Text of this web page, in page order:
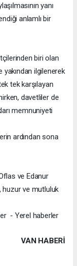
yanı
anlamlı bir
biri olan
ilgilenerek
tek karşılayan
davetliler de
memnuniyeti
ardından sona
ve Edanur
huzur ve mutluluk
- Yerel haberler
VAN HABERİ